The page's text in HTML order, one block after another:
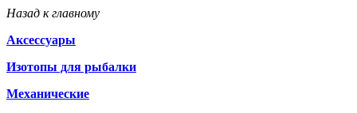
Назад к главному
Аксессуары
Изотопы для рыбалки
Механические